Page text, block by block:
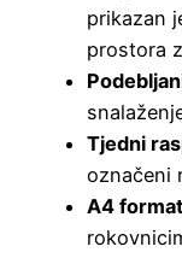
prikazan
prostora
Tjedni
označeni
A4 format